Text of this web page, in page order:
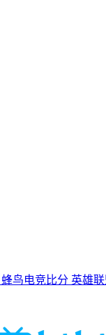
蜂鸟电竞比分 英雄